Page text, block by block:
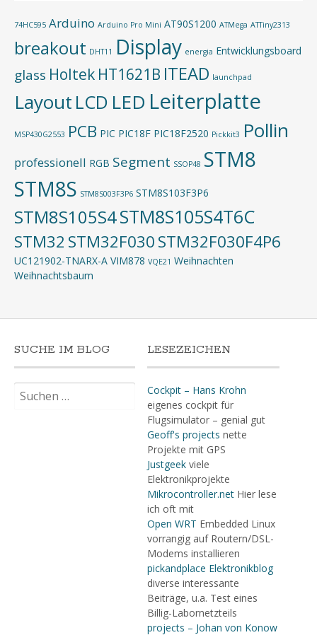
74HC595 Arduino Arduino Pro Mini AT90S1200 ATMega ATTiny2313
breakout DHT11 Display energia Entwicklungsboard
glass Holtek HT1621B ITEAD launchpad
Layout LCD LED Leiterplatte
MSP430G2553 PCB PIC PIC18F PIC18F2520 Pickkit3 Pollin
professionell RGB Segment SSOP48 STM8
STM8S STM8S003F3P6 STM8S103F3P6
STM8S105S4STM8S105S4T6C
STM32 STM32F030STM32F030F4P6
UC121902-TNARX-A VIM878 VQE21 Weihnachten
Weihnachtsbaum
SUCHE IM BLOG
nach:
LESEZEICHEN
Cockpit – Hans Krohn
eigenes cockpit für
Flugsimulator – genial gut
Geoff's projects nette
Projekte mit GPS
Justgeekviele
Elektronikprojekte
Mikrocontroller.netHier lese
ich oft mit
Open WRT Embedded Linux
vorrangig auf Routern/DSL-
Modems installieren
pickandplace Elektronikblog
diverse interessante
Beiträge, u.a. Test eines
Billig-Labornetzteils
projects – Johan von Konow